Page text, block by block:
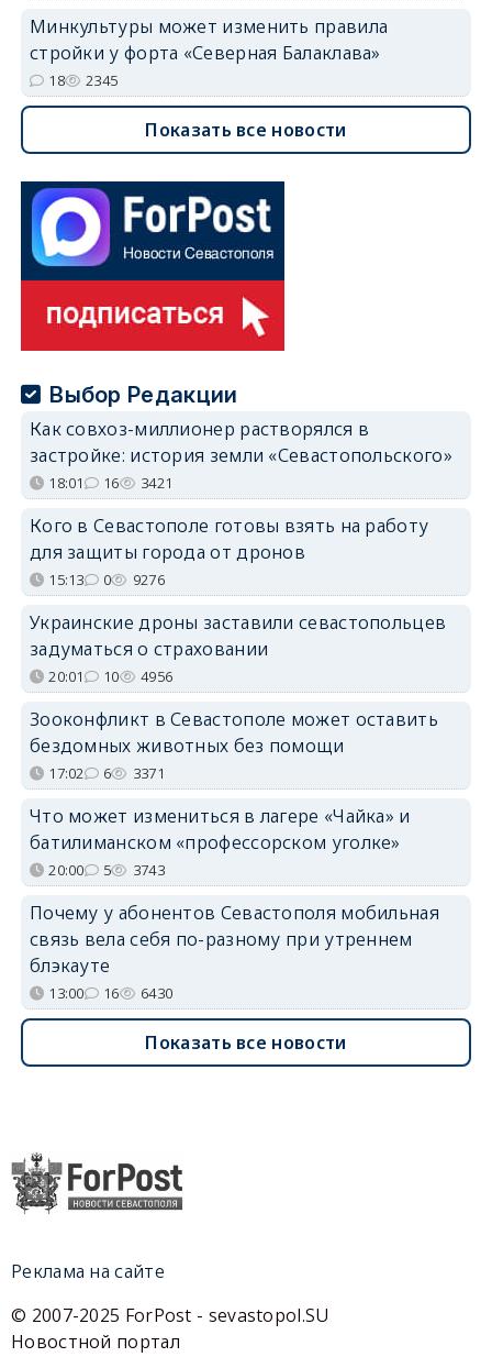
Минкультуры может изменить правила
стройки у форта «Северная Балаклава»
18 2345
Показать все новости
Выбор Редакции
Как совхоз-миллионер растворялся в
застройке: история земли «Севастопольского»
18:01 16 3421
Кого в Севастополе готовы взять на работу
для защиты города от дронов
15:13 0 9276
Украинские дроны заставили севастопольцев
задуматься о страховании
20:01 10 4956
Зооконфликт в Севастополе может оставить
бездомных животных без помощи
17:02 6 3371
Что может измениться в лагере «Чайка» и
батилиманском «профессорском уголке»
20:00 5 3743
Почему у абонентов Севастополя мобильная
связь вела себя по-разному при утреннем
блэкауте
13:00 16 6430
Показать все новости
Реклама на сайте
© 2007-2025 ForPost - sevastopol.SU
Новостной портал